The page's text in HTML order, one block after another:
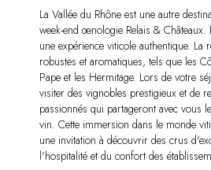
La Vallée du Rhône est une autre
week-end œnologie Relais &
une expérience viticole authentique.
robustes et aromatiques, tels que les
Pape et les Hermitage. Lors de votre
visiter des vignobles prestigieux et de
passionnés qui partageront avec vous
vin. Cette immersion dans le monde
une invitation à découvrir des crus
l'hospitalité et du confort des